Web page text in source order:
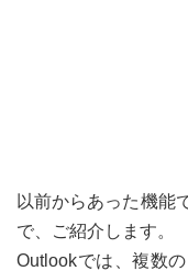
以前からあった機能
で、ご紹介します。
Outlookでは、複数